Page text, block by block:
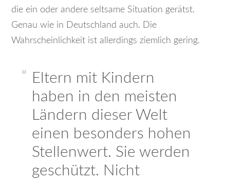
die ein oder andere seltsame Situation gerätst.
Genau wie in Deutschland auch. Die
Wahrscheinlichkeit ist allerdings ziemlich gering.
Eltern mit Kindern
haben in den meisten
Ländern dieser Welt
einen besonders hohen
Stellenwert. Sie werden
geschützt. Nicht